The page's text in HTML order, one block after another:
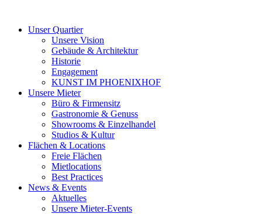
Unser Quartier
Unsere Vision
Gebäude & Architektur
Historie
Engagement
KUNST IM PHOENIXHOF
Unsere Mieter
Büro & Firmensitz
Gastronomie & Genuss
Showrooms & Einzelhandel
Studios & Kultur
Flächen & Locations
Freie Flächen
Mietlocations
Best Practices
News & Events
Aktuelles
Unsere Mieter-Events